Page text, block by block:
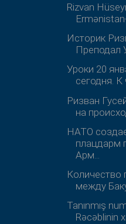
Rizvan
Ermənistan-
Историк
Преподал
Уроки 20
сегодня. К
Ризван
на
НАТО
плацдарм
Арм...
Количество
между
Tanınmış
Rəcəblinin